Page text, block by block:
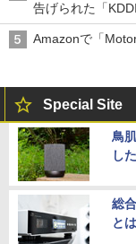
告げられた「
穴と楽天モバイ
Amazonで「
Special Site
鳥
し
総
と